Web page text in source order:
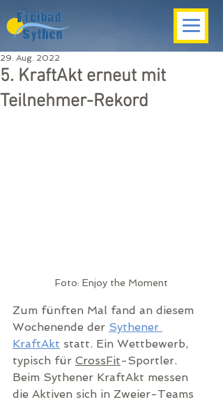
5. KraftAkt erneut mit
Teilnehmer-Rekord
29. Aug. 2022
Foto: Enjoy the Moment
Zum fünften Mal fand an diesem
Wochenende der Sythener
KraftAkt statt. Ein Wettbewerb,
typisch für CrossFit-Sportler.
Beim Sythener KraftAkt messen
die Aktiven sich in Zweier-Teams